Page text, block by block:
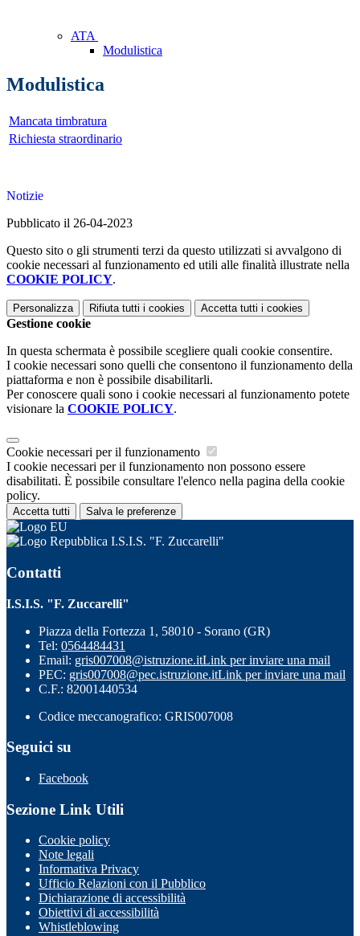
ATA
Modulistica
Modulistica
Mancata timbratura
Richiesta straordinario
Notizie
Pubblicato il 26-04-2023
Questo sito o gli strumenti terzi da questo utilizzati si avvalgono di
cookie necessari al funzionamento ed utili alle finalità illustrate nella
COOKIE POLICY.
Personalizza Rifiuta tutti i cookies Accetta tutti i cookies
Gestione cookie
In questa schermata è possibile scegliere quali cookie consentire.
I cookie necessari sono quelli che consentono il funzionamento della
piattaforma e non è possibile disabilitarli.
Per conoscere quali sono i cookie necessari al funzionamento potete
visionare la COOKIE POLICY.
Cookie necessari per il funzionamento
I cookie necessari per il funzionamento non possono essere
disabilitati. È possibile consultare l'elenco nella pagina della cookie
policy.
Accetta tutti Salva le preferenze
I.S.I.S. "F. Zuccarelli"
Contatti
I.S.I.S. "F. Zuccarelli"
Piazza della Fortezza 1, 58010 - Sorano (GR)
Tel: 0564484431
Email: gris007008@istruzione.itLink per inviare una mail
PEC: gris007008@pec.istruzione.itLink per inviare una mail
C.F.: 82001440534
Codice meccanografico: GRIS007008
Seguici su
Facebook
Sezione Link Utili
Cookie policy
Note legali
Informativa Privacy
Ufficio Relazioni con il Pubblico
Dichiarazione di accessibilità
Obiettivi di accessibilità
Whistleblowing